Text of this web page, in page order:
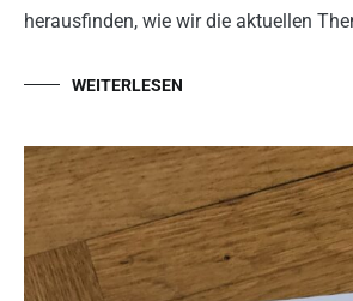
herausfinden, wie wir die aktuellen
WEITERLESEN